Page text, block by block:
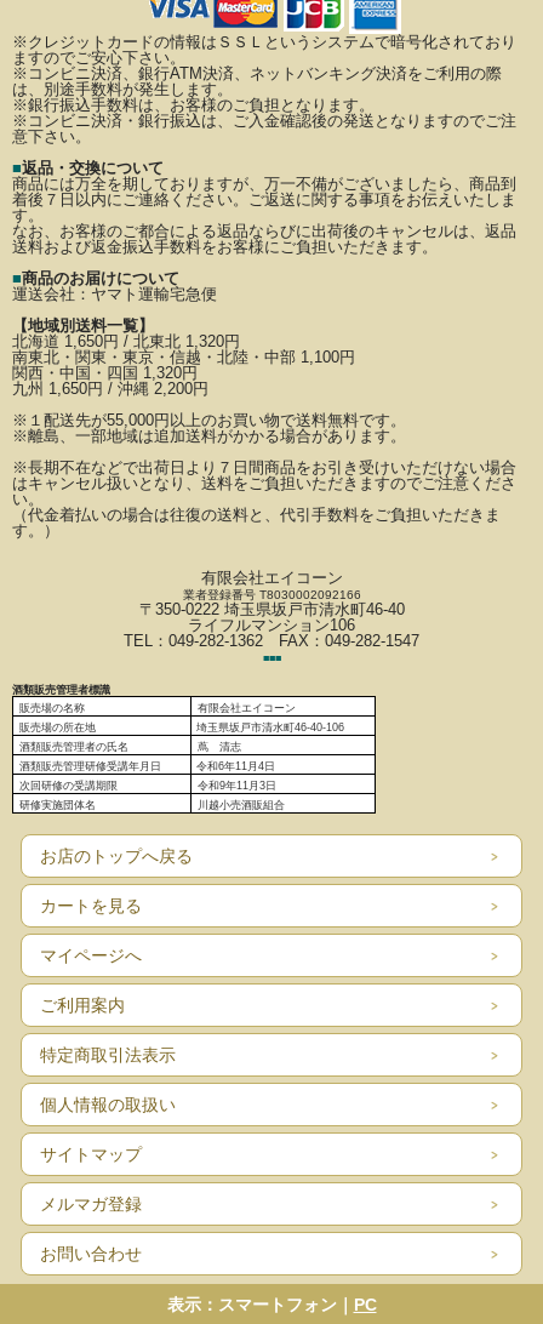
※クレジットカードの情報はＳＳＬというシステムで暗号化されており
ますのでご安心下さい。
※コンビニ決済、銀行ATM決済、ネットバンキング決済をご利用の際
は、別途手数料が発生します。
※銀行振込手数料は、お客様のご負担となります。
※コンビニ決済・銀行振込は、ご入金確認後の発送となりますのでご注
意下さい。
■返品・交換について
商品には万全を期しておりますが、万一不備がございましたら、商品到
着後７日以内にご連絡ください。
ご返送に関する事項をお伝えいたしま
す。
なお、お客様のご都合による返品ならびに出荷後のキャンセルは、返品
送料および返金振込手数料をお客様にご負担いただきます。
■商品のお届けについて
運送会社： ヤマト運輸宅急便
【地域別送料一覧】
北海道 1,650円 / 北東北 1,320円
南東北・関東・東京・信越・北陸・中部 1,100円
関西・中国・四国 1,320円
九州 1,650円 / 沖縄 2,200円
※ １配送先が55,000円以上のお買い物で送料無料です。
※離島、一部地域は追加送料がかかる場合があります。
※長期不在などで出荷日より７日間商品をお引き受けいただけない場合
はキャンセル扱いとなり、 送料をご負担いただきますのでご注意くださ
い。
（代金着払いの場合は往復の送料と、代引手数料をご負担いただきま
す。）
有限会社エイコーン
業者登録番号 T8030002092166
〒350-0222 埼玉県坂戸市清水町46-40
ライフルマンション106
TEL：049-282-1362 FAX：049-282-1547
■■■
酒類販売管理者標識
販売場の名称
有限会社エイコーン
販売場の所在地
埼玉県坂戸市清水町46-40-106
酒類販売管理者の氏名
蔦 清志
酒類販売管理研修受講年月日
令和6年11月4日
次回研修の受講期限
令和9年11月3日
研修実施団体名
川越小売酒販組合
お店のトップへ戻る
カートを見る
マイページへ
ご利用案内
特定商取引法表示
個人情報の取扱い
サイトマップ
メルマガ登録
お問い合わせ
表示：スマートフォン｜ PC